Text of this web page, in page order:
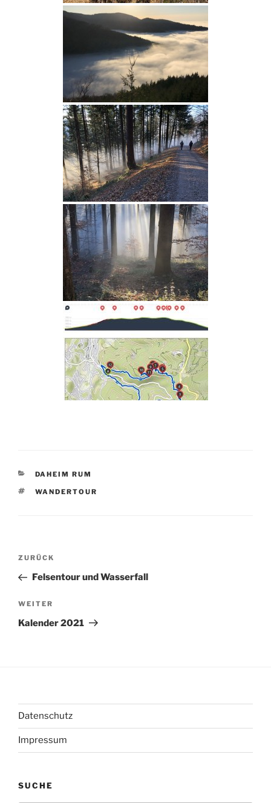
KATEGORIEN
DAHEIM RUM
SCHLAGWÖRTER
WANDERTOUR
Beitragsnavigation
Vorheriger
Beitrag
ZURÜCK
Felsentour und Wasserfall
Nächster
Beitrag
WEITER
Kalender 2021
Datenschutz
Impressum
SUCHE